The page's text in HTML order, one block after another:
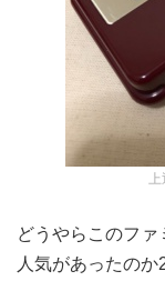
どうやらこのファ
人気があったの